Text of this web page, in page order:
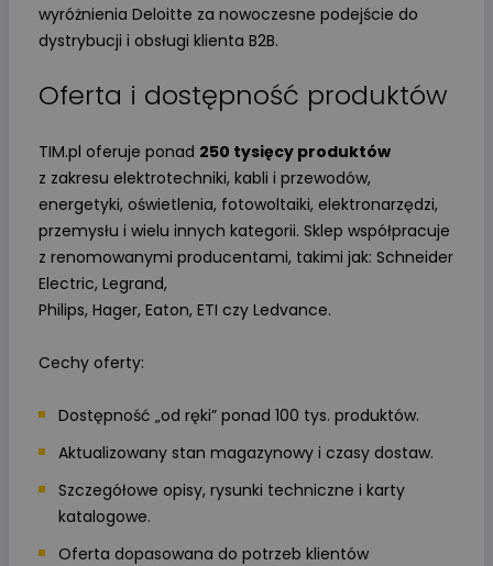
wyróżnienia Deloitte za nowoczesne podejście do
dystrybucji i obsługi klienta B2B.
Oferta i dostępność produktów
TIM.pl oferuje ponad 250 tysięcy produktów
z zakresu elektrotechniki, kabli i przewodów,
energetyki, oświetlenia, fotowoltaiki, elektronarzędzi,
przemysłu i wielu innych kategorii. Sklep współpracuje
z renomowanymi producentami, takimi jak: Schneider
Electric, Legrand,
Philips, Hager, Eaton, ETI czy Ledvance.
Cechy oferty:
Dostępność „od ręki” ponad 100 tys. produktów.
Aktualizowany stan magazynowy i czasy dostaw.
Szczegółowe opisy, rysunki techniczne i karty
katalogowe.
Oferta dopasowana do potrzeb klientów